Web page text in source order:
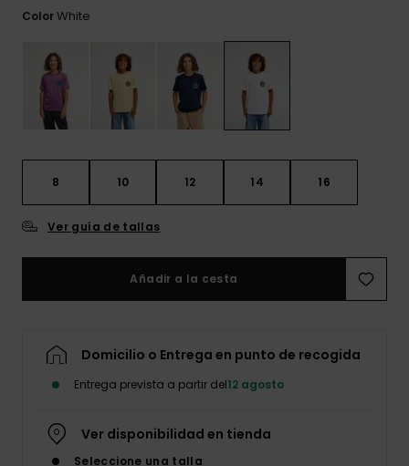
Consultar
las FAQ
ColorWhite
8 10 12 14 16
Ver guía de tallas
Añadir a la cesta
Domicilio o Entrega en punto de recogida
Entrega prevista a partir del12 agosto
Ver disponibilidad en tienda
Seleccione una talla